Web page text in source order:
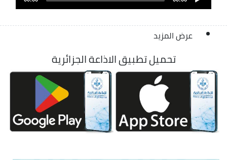
Player
عرض المزيد
تحميل تطبيق الاذاعة الجزائرية